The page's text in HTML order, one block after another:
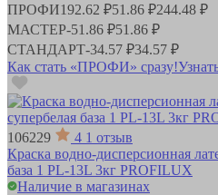
ПРОФИ192.62 ₽51.86 ₽244.48 ₽
МАСТЕР-51.86 ₽51.86 ₽
СТАНДАРТ-34.57 ₽34.57 ₽
Как стать «ПРОФИ» сразу!
106229 4 1 отзыв
Краска водно-дисперсионная
база 1 PL-13L 3кг PROFILUX
Наличие в магазинах